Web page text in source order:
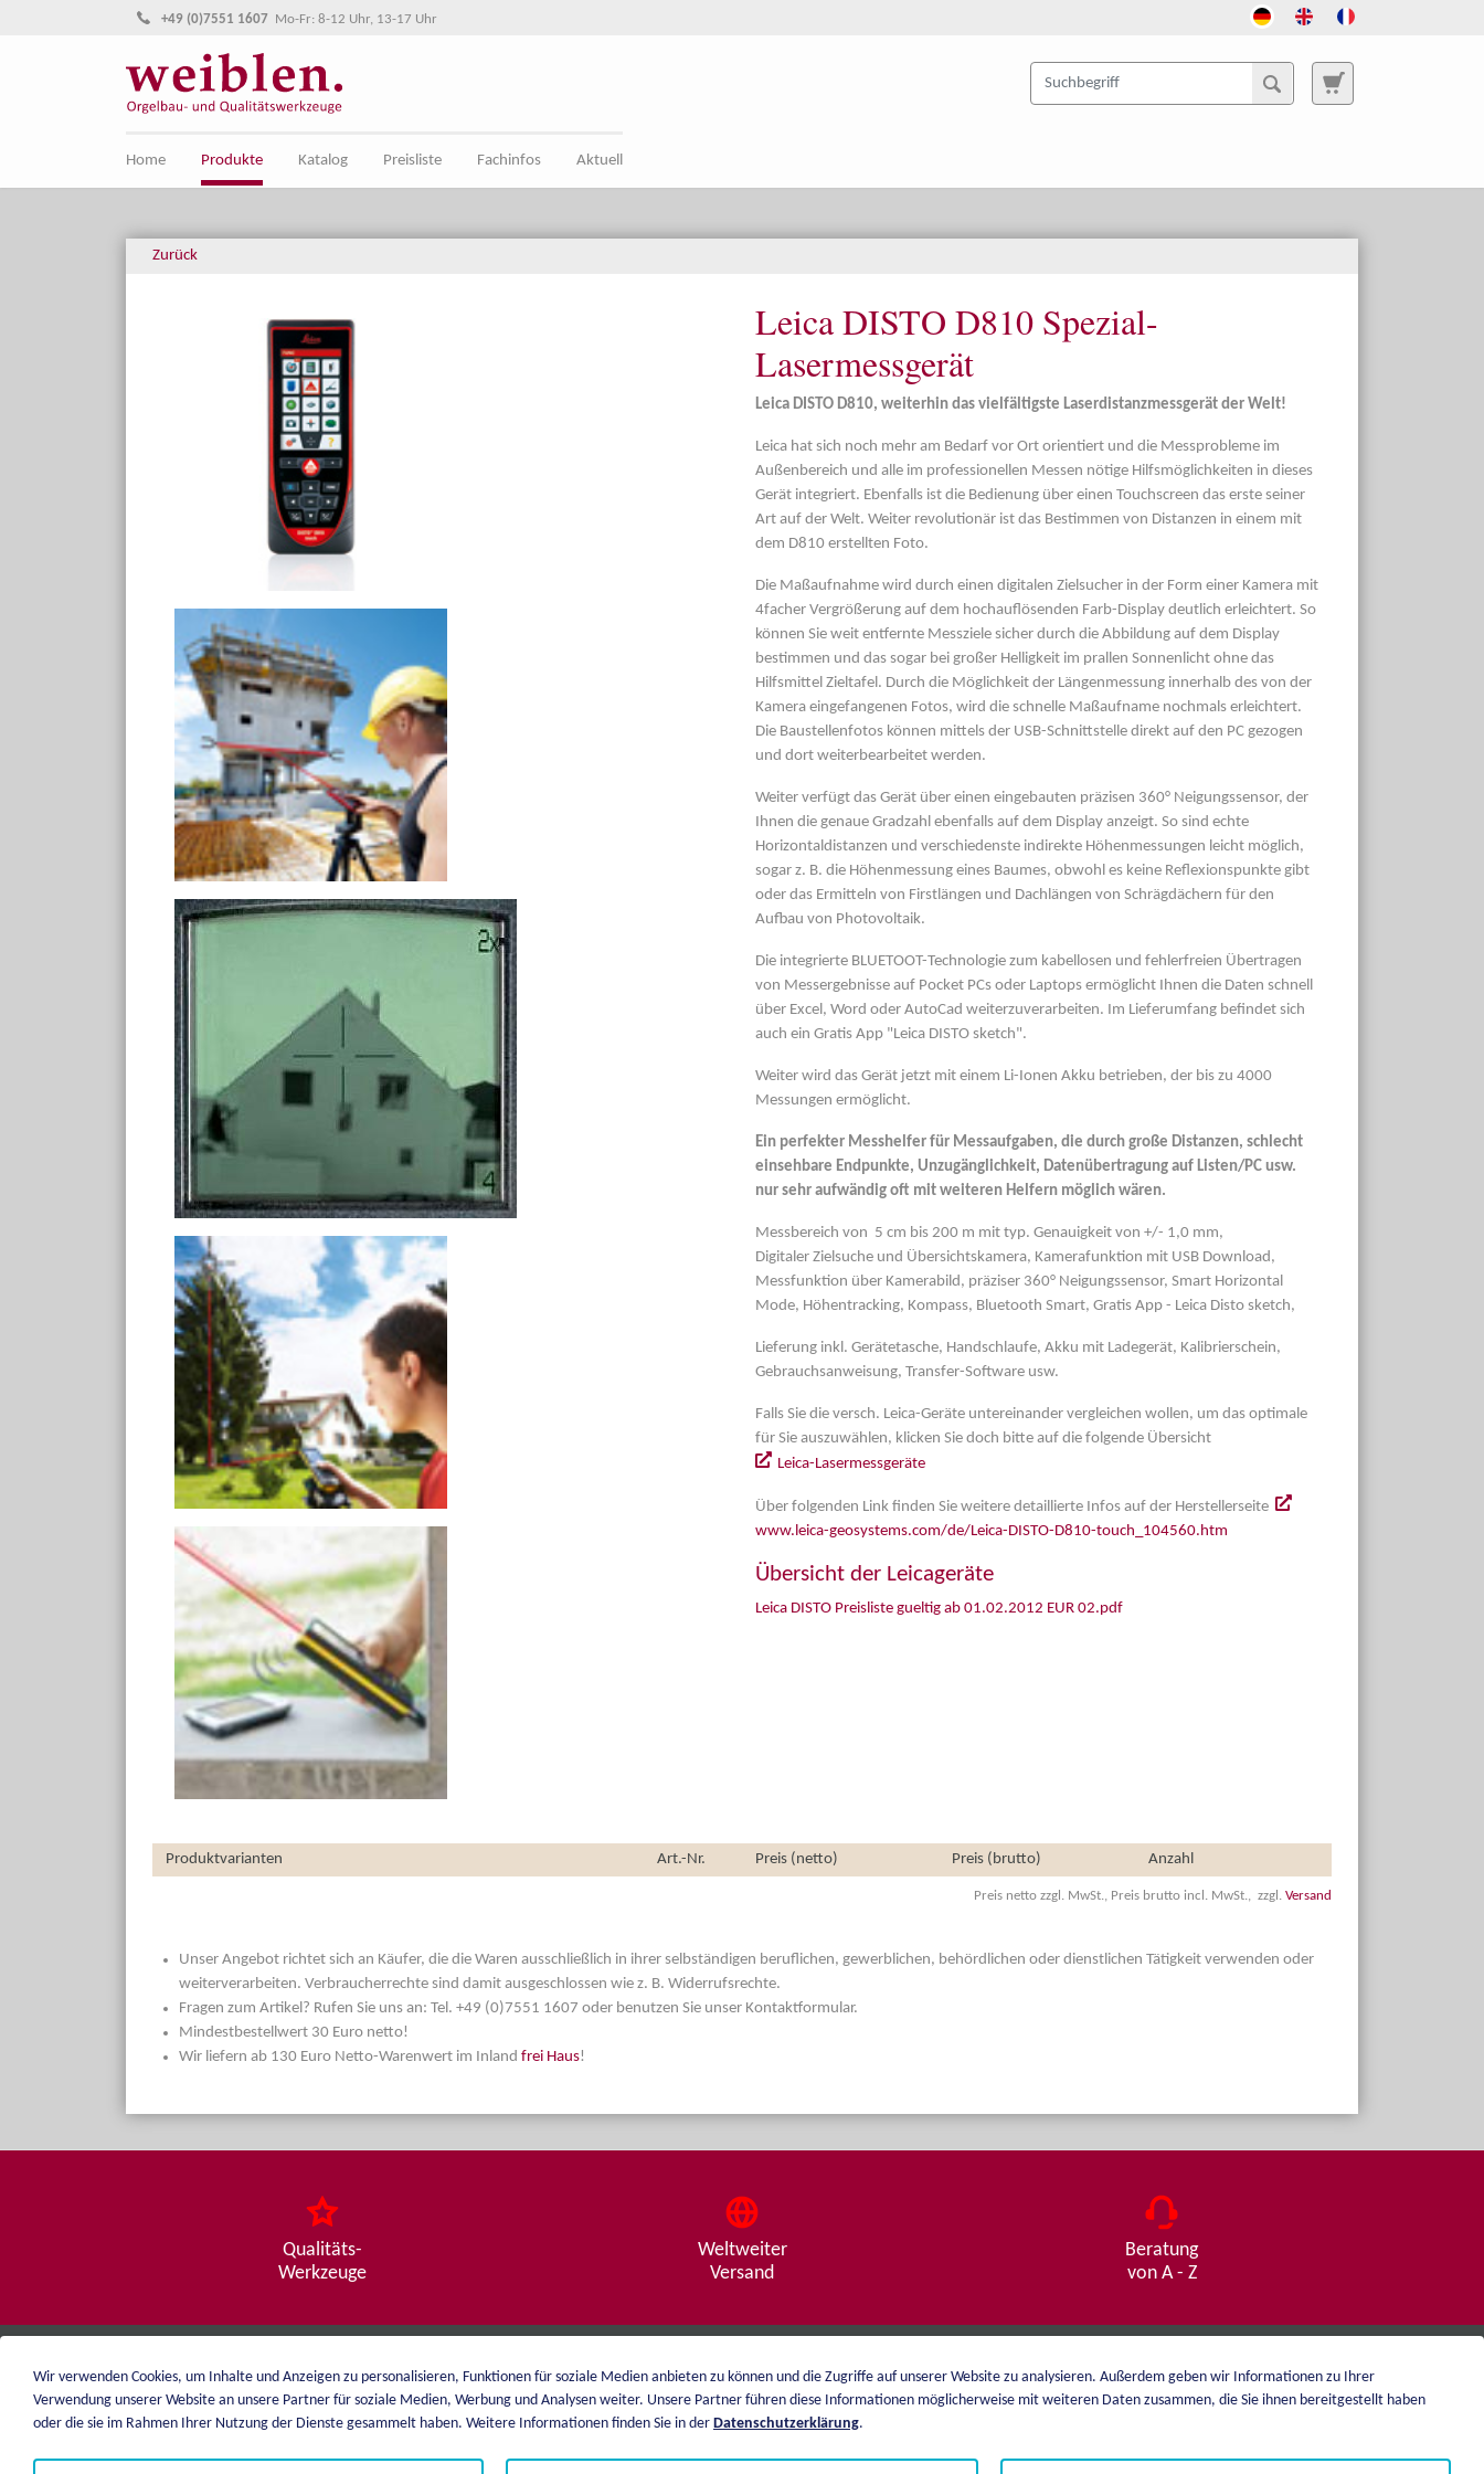
Direkt zur Hauptnavigation springen
Direkt zum Inhalt springen
+49 (0)7551 1607 Mo-Fr: 8-12 Uhr, 13-17 Uhr
Home Produkte Katalog Preisliste Fachinfos Aktuell
Zurück
Leica DISTO D810 Spezial-
Lasermessgerät
Leica DISTO D810, weiterhin das vielfältigste Laserdistanzmessgerät der Welt!
Leica hat sich noch mehr am Bedarf vor Ort orientiert und die Messprobleme im
Außenbereich und alle im professionellen Messen nötige Hilfsmöglichkeiten in dieses
Gerät integriert. Ebenfalls ist die Bedienung über einen Touchscreen das erste seiner
Art auf der Welt. Weiter revolutionär ist das Bestimmen von Distanzen in einem mit
dem D810 erstellten Foto.
Die Maßaufnahme wird durch einen digitalen Zielsucher in der Form einer Kamera mit
4facher Vergrößerung auf dem hochauflösenden Farb-Display deutlich erleichtert. So
können Sie weit entfernte Messziele sicher durch die Abbildung auf dem Display
bestimmen und das sogar bei großer Helligkeit im prallen Sonnenlicht ohne das
Hilfsmittel Zieltafel. Durch die Möglichkeit der Längenmessung innerhalb des von der
Kamera eingefangenen Fotos, wird die schnelle Maßaufname nochmals erleichtert.
Die Baustellenfotos können mittels der USB-Schnittstelle direkt auf den PC gezogen
und dort weiterbearbeitet werden.
Weiter verfügt das Gerät über einen eingebauten präzisen 360° Neigungssensor, der
Ihnen die genaue Gradzahl ebenfalls auf dem Display anzeigt. So sind echte
Horizontaldistanzen und verschiedenste indirekte Höhenmessungen leicht möglich,
sogar z. B. die Höhenmessung eines Baumes, obwohl es keine Reflexionspunkte gibt
oder das Ermitteln von Firstlängen und Dachlängen von Schrägdächern für den
Aufbau von Photovoltaik.
Die integrierte BLUETOOT-Technologie zum kabellosen und fehlerfreien Übertragen
von Messergebnisse auf Pocket PCs oder Laptops ermöglicht Ihnen die Daten schnell
über Excel, Word oder AutoCad weiterzuverarbeiten. Im Lieferumfang befindet sich
auch ein Gratis App "Leica DISTO sketch".
Weiter wird das Gerät jetzt mit einem Li-Ionen Akku betrieben, der bis zu 4000
Messungen ermöglicht.
Ein perfekter Messhelfer für Messaufgaben, die durch große Distanzen, schlecht
einsehbare Endpunkte, Unzugänglichkeit, Datenübertragung auf Listen/PC usw.
nur sehr aufwändig oft mit weiteren Helfern möglich wären.
Messbereich von 5 cm bis 200 m mit typ. Genauigkeit von +/- 1,0 mm,
Digitaler Zielsuche und Übersichtskamera, Kamerafunktion mit USB Download,
Messfunktion über Kamerabild, präziser 360° Neigungssensor, Smart Horizontal
Mode, Höhentracking, Kompass, Bluetooth Smart, Gratis App - Leica Disto sketch,
Lieferung inkl. Gerätetasche, Handschlaufe, Akku mit Ladegerät, Kalibrierschein,
Gebrauchsanweisung, Transfer-Software usw.
Falls Sie die versch. Leica-Geräte untereinander vergleichen wollen, um das optimale
für Sie auszuwählen, klicken Sie doch bitte auf die folgende Übersicht
Leica-Lasermessgeräte
Über folgenden Link finden Sie weitere detaillierte Infos auf der Herstellerseite
www.leica-geosystems.com/de/Leica-DISTO-D810-touch_104560.htm
Übersicht der Leicageräte
Leica DISTO Preisliste gueltig ab 01.02.2012 EUR 02.pdf
Produktvarianten Art.-Nr. Preis (netto) Preis (brutto) Anzahl
Preis netto zzgl. MwSt., Preis brutto incl. MwSt., zzgl. Versand
Unser Angebot richtet sich an Käufer, die die Waren ausschließlich in ihrer selbständigen beruflichen, gewerblichen, behördlichen oder dienstlichen Tätigkeit verwenden oder
weiterverarbeiten. Verbraucherrechte sind damit ausgeschlossen wie z. B. Widerrufsrechte.
Fragen zum Artikel? Rufen Sie uns an: Tel. +49 (0)7551 1607 oder benutzen Sie unser Kontaktformular.
Mindestbestellwert 30 Euro netto!
Wir liefern ab 130 Euro Netto-Warenwert im Inland frei Haus!
Qualitäts-
Werkzeuge
Weltweiter
Versand
Beratung
von A - Z
weiblen.
Katalog
Impressum
Wir verwenden Cookies, um Inhalte und Anzeigen zu personalisieren, Funktionen für soziale Medien anbieten zu können und die Zugriffe auf unserer Website zu analysieren. Außerdem geben wir Informationen zu Ihrer
Verwendung unserer Website an unsere Partner für soziale Medien, Werbung und Analysen weiter. Unsere Partner führen diese Informationen möglicherweise mit weiteren Daten zusammen, die Sie ihnen bereitgestellt haben
oder die sie im Rahmen Ihrer Nutzung der Dienste gesammelt haben. Weitere Informationen finden Sie in der Datenschutzerklärung.